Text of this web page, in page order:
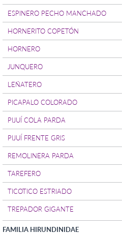
ESPINERO PECHO MANCHADO
HORNERITO COPETÓN
HORNERO
JUNQUERO
LEÑATERO
PICAPALO COLORADO
PIJUÍ COLA PARDA
PIJUÍ FRENTE GRIS
REMOLINERA PARDA
TAREFERO
TICOTICO ESTRIADO
TREPADOR GIGANTE
FAMILIA HIRUNDINIDAE